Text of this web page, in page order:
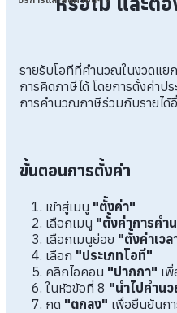
รายรับโอทีที่คำนวณในงวดแย
การคิดภาษีได้ โดยการตั้งค่าปร
การคำนวณภาษีร่วมกับรายไ
ขั้นตอนการตั้งค่า
เข้าสู่เมนู "ตั้งค่า"
เลือกเมนู "ตั้งค่าการคำ
เลือกเมนูย่อย "ตั้งค่าเว
เลือก "ประเภทโอที"
คลิกไอคอน "ปากกา" เ
ในหัวข้อที่ 8 "นำไปคำน
กด "ตกลง" เพื่อยืนยันกา